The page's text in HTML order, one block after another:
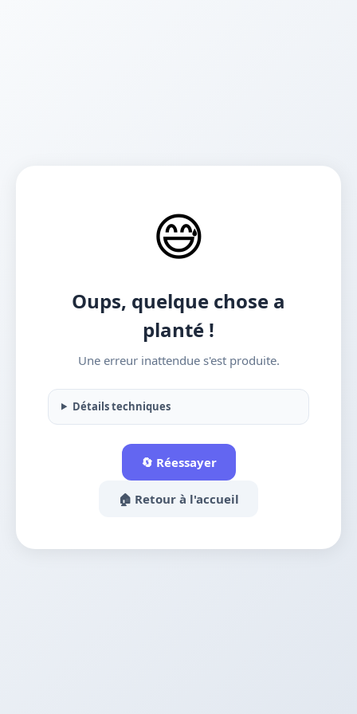
😅
Oups, quelque chose a
planté !
Une erreur inattendue s'est produite.
Détails techniques
🔄 Réessayer
🏠 Retour à l'accueil